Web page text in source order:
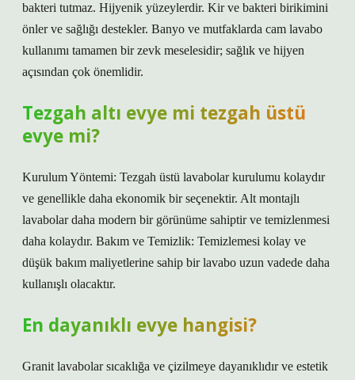
bakteri tutmaz. Hijyenik yüzeylerdir. Kir ve bakteri birikimini
önler ve sağlığı destekler. Banyo ve mutfaklarda cam lavabo
kullanımı tamamen bir zevk meselesidir; sağlık ve hijyen
açısından çok önemlidir.
Tezgah altı evye mi tezgah üstü
evye mi?
Kurulum Yöntemi: Tezgah üstü lavabolar kurulumu kolaydır
ve genellikle daha ekonomik bir seçenektir. Alt montajlı
lavabolar daha modern bir görünüme sahiptir ve temizlenmesi
daha kolaydır. Bakım ve Temizlik: Temizlemesi kolay ve
düşük bakım maliyetlerine sahip bir lavabo uzun vadede daha
kullanışlı olacaktır.
En dayanıklı evye hangisi?
Granit lavabolar sıcaklığa ve çizilmeye dayanıklıdır ve estetik